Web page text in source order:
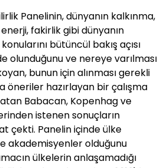
Panelinin, dünyanın kalkınma,
fakirlik gibi dünyanın
bütüncül bakış açısı
olunduğunu ve nereye varılması
bunun için alınması gerekli
öneriler hazırlayan bir çalışma
Babacan, Kopenhag ve
istenen sonuçların
çekti. Panelin içinde ülke
akademisyenler olduğunu
ülkelerin anlaşamadığı